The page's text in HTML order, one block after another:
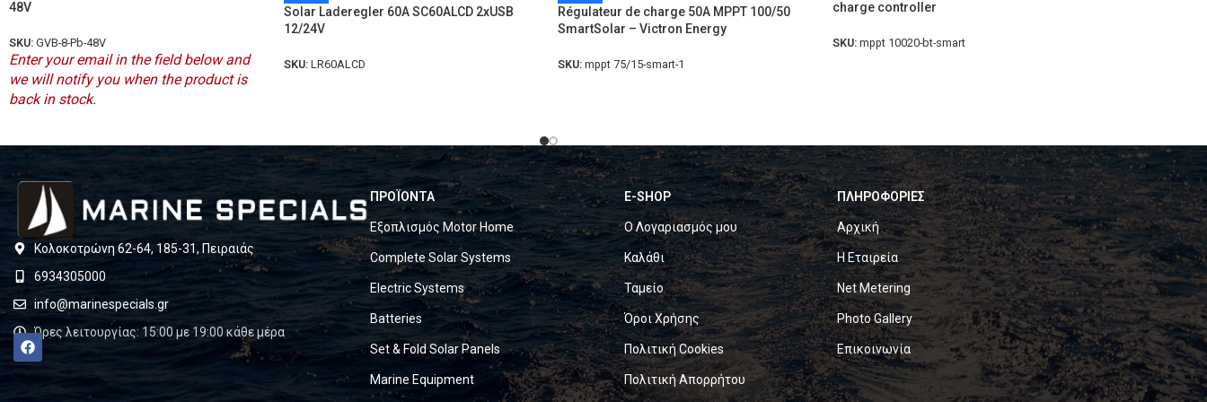
48V
SKU: GVB-8-Pb-48V
Enter your email in the field below and
we will notify you when the product is
back in stock.
Solar Laderegler 60A SC60ALCD 2xUSB
12/24V
SKU: LR60ALCD
Régulateur de charge 50A MPPT 100/50
SmartSolar – Victron Energy
SKU: mppt 75/15-smart-1
charge controller
SKU: mppt 10020-bt-smart
Κολοκοτρώνη 62-64, 185-31, Πειραιάς
6934305000
info@marinespecials.gr
Ώρες λειτουργίας: 15:00 με 19:00 κάθε μέρα
ΠΡΟΪΟΝΤΑ
Εξοπλισμός Motor Home
Complete Solar Systems
Electric Systems
Batteries
Set & Fold Solar Panels
Marine Equipment
E-SHOP
Ο Λογαριασμός μου
Καλάθι
Ταμείο
Όροι Χρήσης
Πολιτική Cookies
Πολιτική Απορρήτου
ΠΛΗΡΟΦΟΡΙΕΣ
Αρχική
Η Εταιρεία
Net Metering
Photo Gallery
Επικοινωνία